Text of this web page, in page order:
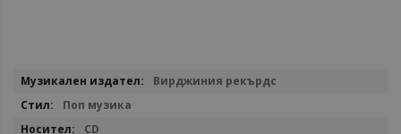
Повече
Вирджиния рекърдс
Поп музика
CD